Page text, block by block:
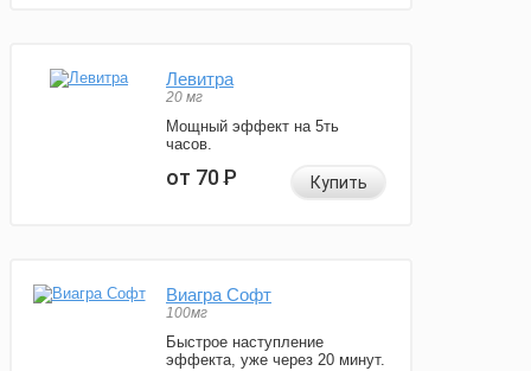
Левитра
20 мг
Мощный эффект на 5ть
часов.
от 70Р Купить
Виагра Софт
100мг
Быстрое наступление
эффекта, уже через 20 минут.